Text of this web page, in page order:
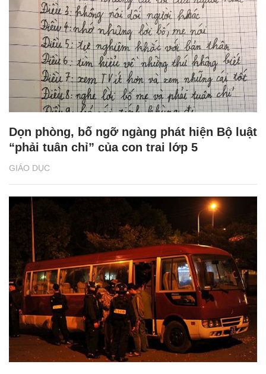
GIÁO DỤC
Dọn phòng, bố ngỡ ngàng phát hiện Bộ luật
“phải tuân chỉ” của con trai lớp 5